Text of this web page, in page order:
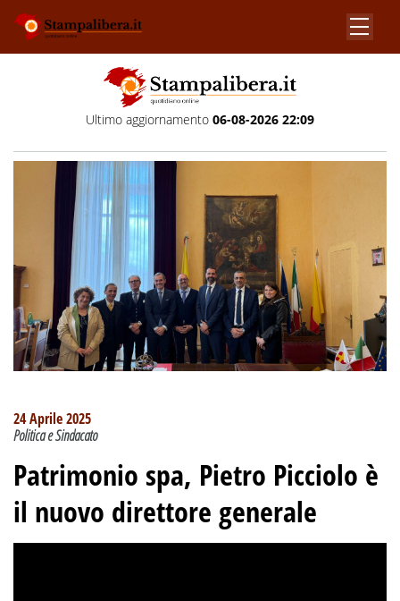
Ultimo aggiornamento 06-08-2026 22:09
24 Aprile 2025
Politica e Sindacato
Patrimonio spa, Pietro Picciolo è
il nuovo direttore generale